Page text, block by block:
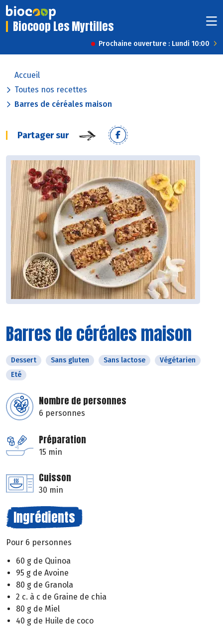
Biocoop Les Myrtilles
Prochaine ouverture : Lundi 10:00
Accueil
Toutes nos recettes
Barres de céréales maison
Partager sur
Barres de céréales maison
Dessert Sans gluten Sans lactose
Végétarien
Eté
Nombre de personnes
6 personnes
Préparation
15 min
Cuisson
30 min
Ingrédients
Pour 6 personnes
60 g de Quinoa
95 g de Avoine
80 g de Granola
2 c. à c de Graine de chia
80 g de Miel
40 g de Huile de coco